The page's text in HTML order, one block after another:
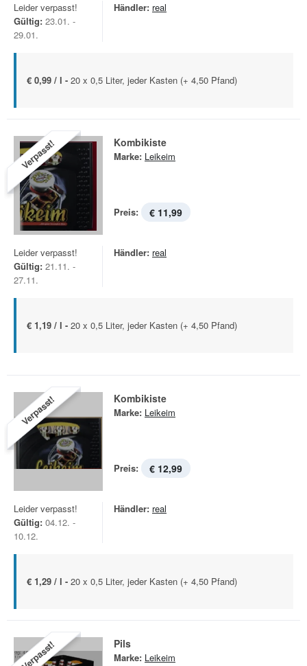
Leider verpasst!
Gültig: 23.01. -
29.01.
Händler: real
€ 0,99 / l - 20 x 0,5 Liter, jeder Kasten (+ 4,50 Pfand)
Verpasst! Kombikiste
Marke: Leikeim
Preis: € 11,99
Leider verpasst!
Gültig: 21.11. -
27.11.
Händler: real
€ 1,19 / l - 20 x 0,5 Liter, jeder Kasten (+ 4,50 Pfand)
Verpasst! Kombikiste
Marke: Leikeim
Preis: € 12,99
Leider verpasst!
Gültig: 04.12. -
10.12.
Händler: real
€ 1,29 / l - 20 x 0,5 Liter, jeder Kasten (+ 4,50 Pfand)
Verpasst! Pils
Marke: Leikeim